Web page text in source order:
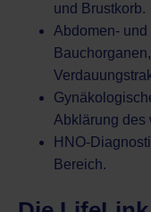
und Brustkorb.
Abdomen-
Abklärung des
HNO-
Bereich.